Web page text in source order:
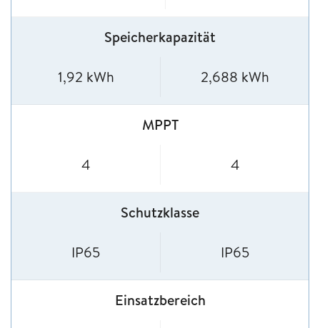
Speicherkapazität
1,92 kWh 2,688 kWh
MPPT
4 4
Schutzklasse
IP65 IP65
Einsatzbereich